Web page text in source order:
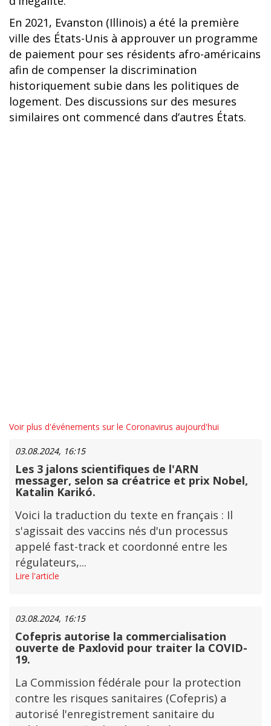
En 2021, Evanston (Illinois) a été la première
ville des États-Unis à approuver un programme
de paiement pour ses résidents afro-américains
afin de compenser la discrimination
historiquement subie dans les politiques de
logement. Des discussions sur des mesures
similaires ont commencé dans d’autres États.
Voir plus d'événements sur le Coronavirus aujourd'hui
03.08.2024, 16:15
Les 3 jalons scientifiques de l'ARN
messager, selon sa créatrice et prix Nobel,
Katalin Karikó.
Voici la traduction du texte en français : Il
s'agissait des vaccins nés d'un processus
appelé fast-track et coordonné entre les
régulateurs,...
Lire l'article
03.08.2024, 16:15
Cofepris autorise la commercialisation
ouverte de Paxlovid pour traiter la COVID-
19.
La Commission fédérale pour la protection
contre les risques sanitaires (Cofepris) a
autorisé l'enregistrement sanitaire du